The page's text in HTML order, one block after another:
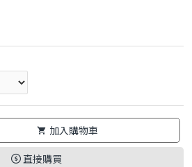
加入購物車
直接購買